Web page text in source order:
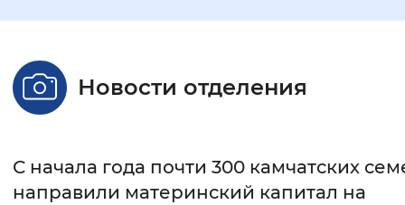
Стандартный Увеличенный
Без засечек С засечками
Новости отделения
С начала года почти 300 камчатских
направили материнский капитал на